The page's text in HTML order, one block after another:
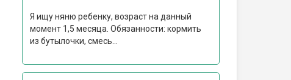
Я ищу няню ребенку, возраст на данный
момент 1,5 месяца. Обязанности: кормить
из бутылочки, смесь...